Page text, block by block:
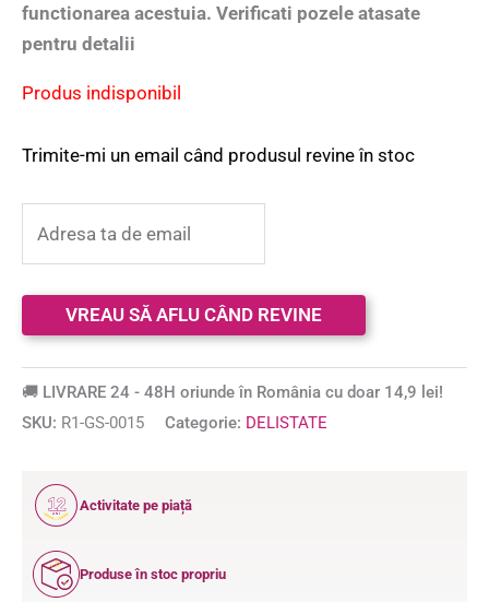
functionarea acestuia. Verificati pozele atasate
pentru detalii
Produs indisponibil
Trimite-mi un email când produsul revine în stoc
🚚 LIVRARE 24 - 48H oriunde în România cu doar 14,9 lei!
SKU: R1-GS-0015 Categorie: DELISTATE
12
ANI
Activitate pe piață
Produse în stoc propriu